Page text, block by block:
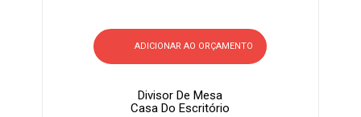
ADICIONAR AO ORÇAMENTO
Divisor De Mesa
Casa Do Escritório